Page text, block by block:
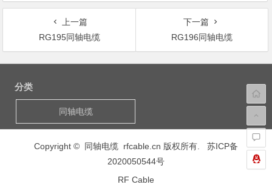
上一篇
RG195同轴电缆
下一篇
RG196同轴电缆
文
分类
同轴电缆
Copyright © 同轴电缆 rfcable.cn 版权所有. 苏ICP备
2020050544号
RF Cable